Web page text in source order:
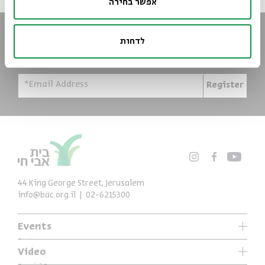
אפשר בחירה
לדחות
Always stay up to date
*Email Address Register
Events
Series
Past Programs
Video
44 King George Street, Jerusalem
info@bac.org.il
02-6215300